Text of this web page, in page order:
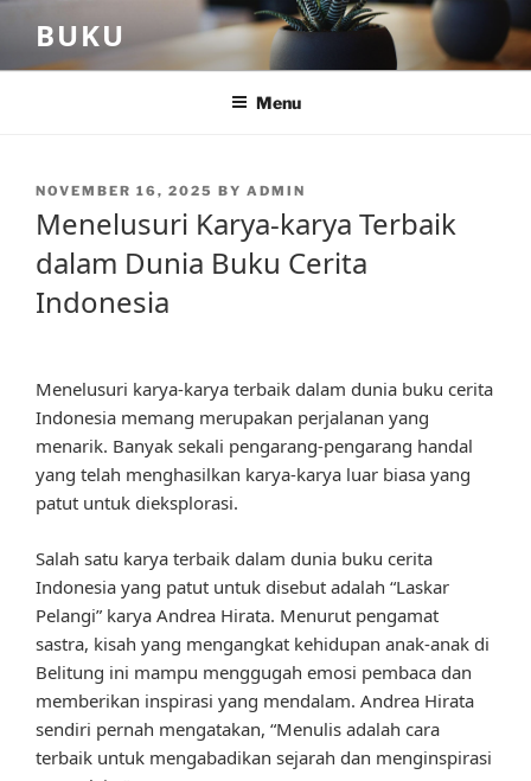
content
BUKU
Menu
POSTED
NOVEMBER 16, 2025 BY ADMIN
Menelusuri Karya-karya Terbaik
dalam Dunia Buku Cerita
Indonesia
Menelusuri karya-karya terbaik dalam dunia buku cerita
Indonesia memang merupakan perjalanan yang
menarik. Banyak sekali pengarang-pengarang handal
yang telah menghasilkan karya-karya luar biasa yang
patut untuk dieksplorasi.
Salah satu karya terbaik dalam dunia buku cerita
Indonesia yang patut untuk disebut adalah “Laskar
Pelangi” karya Andrea Hirata. Menurut pengamat
sastra, kisah yang mengangkat kehidupan anak-anak di
Belitung ini mampu menggugah emosi pembaca dan
memberikan inspirasi yang mendalam. Andrea Hirata
sendiri pernah mengatakan, “Menulis adalah cara
terbaik untuk mengabadikan sejarah dan menginspirasi